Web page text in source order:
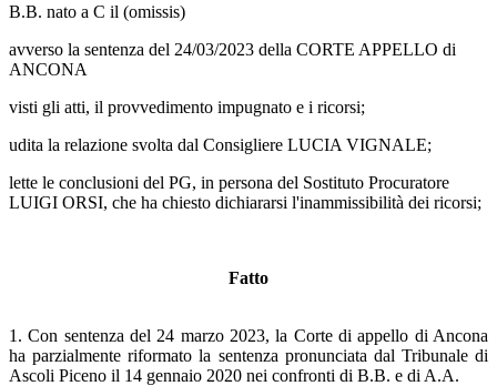
B.B. nato a C il (omissis)
avverso la sentenza del 24/03/2023 della CORTE APPELLO di
ANCONA
visti gli atti, il provvedimento impugnato e i ricorsi;
udita la relazione svolta dal Consigliere LUCIA VIGNALE;
lette le conclusioni del PG, in persona del Sostituto Procuratore
LUIGI ORSI, che ha chiesto dichiararsi l'inammissibilità dei ricorsi;
Fatto
1. Con sentenza del 24 marzo 2023, la Corte di appello di Ancona
ha parzialmente riformato la sentenza pronunciata dal Tribunale di
Ascoli Piceno il 14 gennaio 2020 nei confronti di B.B. e di A.A.